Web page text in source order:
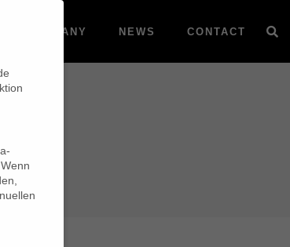
COMPANY NEWS CONTACT